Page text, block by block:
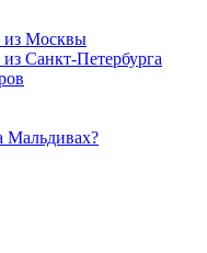
из Москвы
Санкт-Петербурга
Мальдивах?